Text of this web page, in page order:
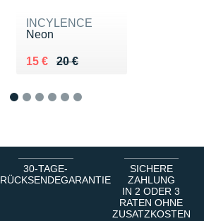
INCYLENCE
Neon
20 €
Au lieu de 20 €
15 €
Vendu 15 €
30-TAGE-
RÜCKSENDEGARANTIE
SICHERE
ZAHLUNG
IN 2 ODER 3
RATEN OHNE
ZUSATZKOSTEN